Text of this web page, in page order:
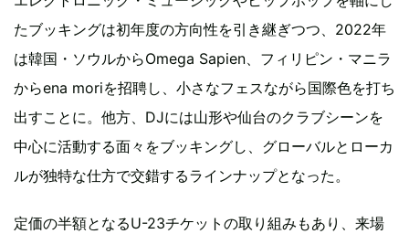
たブッキングは初年度の方向性を引き継ぎつつ、2022年
は韓国・ソウルからOmega Sapien、フィリピン・マニラ
からena moriを招聘し、小さなフェスながら国際色を打ち
出すことに。他方、DJには山形や仙台のクラブシーンを
中心に活動する面々をブッキングし、グローバルとローカ
ルが独特な仕方で交錯するラインナップとなった。
定価の半額となるU-23チケットの取り組みもあり、来場